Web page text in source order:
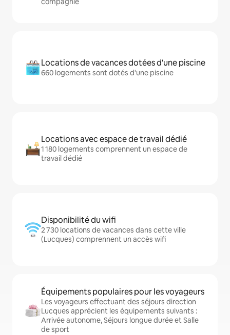
Locations de vacances dotées d'une piscine
660 logements sont dotés d'une piscine
Locations avec espace de travail dédié
1 180 logements comprennent un espace de
travail dédié
Disponibilité du wifi
2 730 locations de vacances dans cette ville
(Lucques) comprennent un accès wifi
Équipements populaires pour les voyageurs
Les voyageurs effectuant des séjours direction
Lucques apprécient les équipements suivants :
Arrivée autonome, Séjours longue durée et Salle
de sport